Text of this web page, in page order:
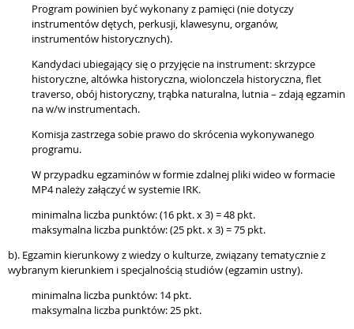
Program powinien być wykonany z pamięci (nie dotyczy
instrumentów dętych, perkusji, klawesynu, organów,
instrumentów historycznych).
Kandydaci ubiegający się o przyjęcie na instrument: skrzypce
historyczne, altówka historyczna, wiolonczela historyczna, flet
traverso, obój historyczny, trąbka naturalna, lutnia – zdają egzamin
na w/w instrumentach.
Komisja zastrzega sobie prawo do skrócenia wykonywanego
programu.
W przypadku egzaminów w formie zdalnej pliki wideo w formacie
MP4 należy załączyć w systemie IRK.
minimalna liczba punktów: (16 pkt. x 3) = 48 pkt.
maksymalna liczba punktów: (25 pkt. x 3) = 75 pkt.
b). Egzamin kierunkowy z wiedzy o kulturze, związany tematycznie z
wybranym kierunkiem i specjalnością studiów (egzamin ustny).
minimalna liczba punktów: 14 pkt.
maksymalna liczba punktów: 25 pkt.